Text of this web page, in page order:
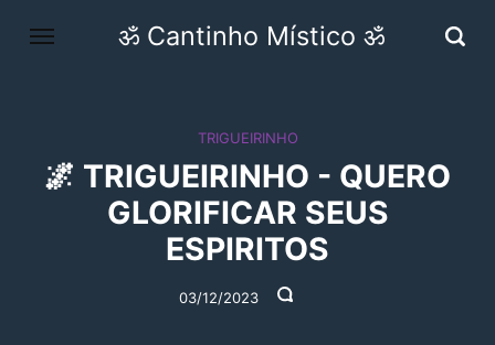
ॐ Cantinho Místico ॐ
TRIGUEIRINHO
🌌 TRIGUEIRINHO - QUERO
GLORIFICAR SEUS
ESPIRITOS
03/12/2023